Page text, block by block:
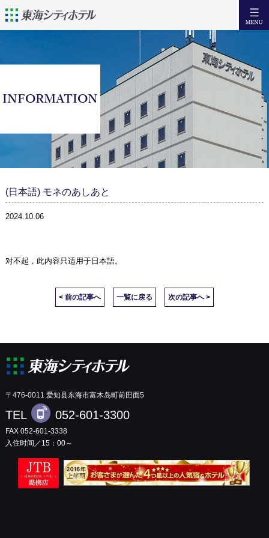
English
簡体中文 繁體中文
住宿
设备·服务
早 餐
访问
INFORMATION
(日本語) モネのあしあと
2024.10.06
对不起，此内容只适用于日本語。
< 前の記事へ 一覧に戻る 次の記事へ >
〒476-0011 爱知县东海市富木岛町前田面5
TEL 052-601-3300
FAX 052-601-3338
入住时间／15：00～